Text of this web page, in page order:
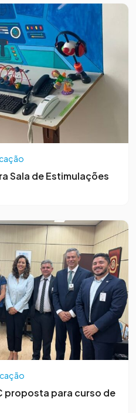
Sala de Estimulações
proposta para curso de